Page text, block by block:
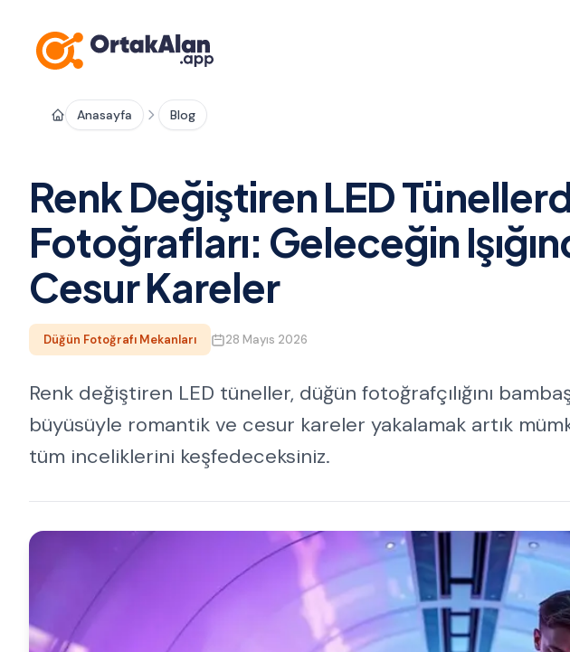
Anasayfa Blog
Renk Değiştiren LED
Fotoğrafları: Geleceğin
Cesur Kareler
Düğün Fotoğrafı Mekanları 28 Mayıs 2026
Renk değiştiren LED tüneller, düğün fotoğrafçılığını
büyüsüyle romantik ve cesur kareler yakalamak artık
tüm inceliklerini keşfedeceksiniz.